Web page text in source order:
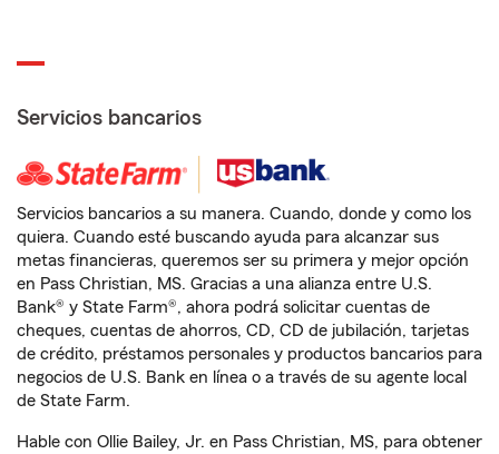
Servicios bancarios
Servicios bancarios a su manera. Cuando, donde y como los
quiera. Cuando esté buscando ayuda para alcanzar sus
metas financieras, queremos ser su primera y mejor opción
en Pass Christian, MS. Gracias a una alianza entre U.S.
Bank® y State Farm®, ahora podrá solicitar cuentas de
cheques, cuentas de ahorros, CD, CD de jubilación, tarjetas
de crédito, préstamos personales y productos bancarios para
negocios de U.S. Bank en línea o a través de su agente local
de State Farm.
Hable con Ollie Bailey, Jr. en Pass Christian, MS, para obtener